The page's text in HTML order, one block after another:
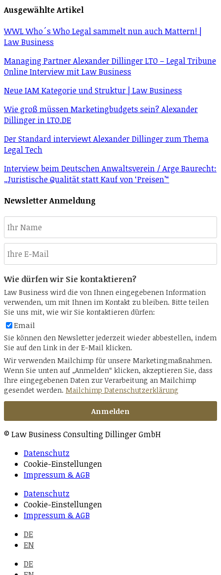
Ausgewählte Artikel
WWL Who´s Who Legal sammelt nun auch Mattern! |
Law Business
Managing Partner Alexander Dillinger LTO – Legal Tribune
Online Interview mit Law Business
Neue IAM Kategorie und Struktur | Law Business
Wie groß müssen Mar­ke­ting­bud­gets sein? Alexander
Dillinger in LTO.DE
Der Standard interviewt Alexander Dillinger zum Thema
Legal Tech
Interview beim Deutschen Anwaltsverein / Arge Baurecht:
„Juristische Qualität statt Kauf von ‘Preisen’“
Newsletter Anmeldung
Wie dürfen wir Sie kontaktieren?
Law Business wird die von Ihnen eingegebenen Information
verwenden, um mit Ihnen im Kontakt zu bleiben. Bitte teilen
Sie uns mit, wie wir Sie kontaktieren dürfen:
Email
Sie können den Newsletter jederzeit wieder abbestellen, indem
Sie auf den Link in der E-Mail klicken.
Wir verwenden Mailchimp für unsere Marketingmaßnahmen.
Wenn Sie unten auf „Anmelden“ klicken, akzeptieren Sie, dass
Ihre eingegebenen Daten zur Verarbeitung an Mailchimp
gesendet werden. Mailchimp Datenschutzerklärung
© Law Business Consulting Dillinger GmbH
Datenschutz
Cookie-Einstellungen
Impressum & AGB
Datenschutz
Cookie-Einstellungen
Impressum & AGB
DE
EN
DE